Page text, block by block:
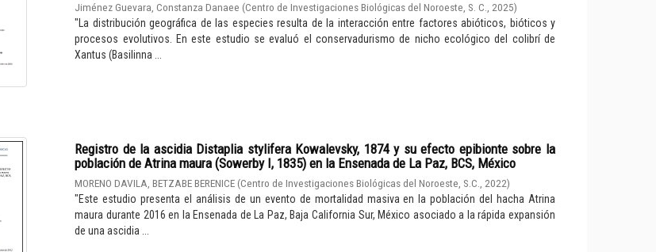
Jiménez Guevara, Constanza Danaee (Centro de Investigaciones Biológicas del Noroeste, S. C., 2025)
"La distribución geográfica de las especies resulta de la interacción entre factores abióticos, bióticos y
procesos evolutivos. En este estudio se evaluó el conservadurismo de nicho ecológico del colibrí de
Xantus (Basilinna ...
Registro de la ascidia Distaplia stylifera Kowalevsky, 1874 y su efecto epibionte sobre la
población de Atrina maura (Sowerby I, 1835) en la Ensenada de La Paz, BCS, México
MORENO DAVILA, BETZABE BERENICE (Centro de Investigaciones Biológicas del Noroeste, S.C. 2022)
"Este estudio presenta el análisis de un evento de mortalidad masiva en la población del hacha Atrina
maura durante 2016 en la Ensenada de La Paz, Baja California Sur, México asociado a la rápida expansión
de una ascidia ...